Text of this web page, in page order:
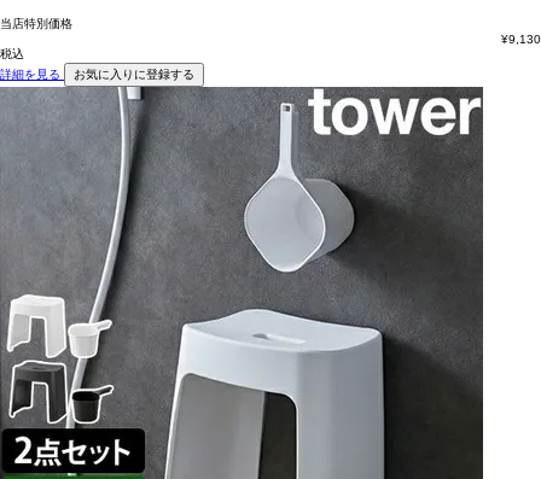
当店特別価格
¥9,130
税込
詳細を見る
お気に入りに登録する